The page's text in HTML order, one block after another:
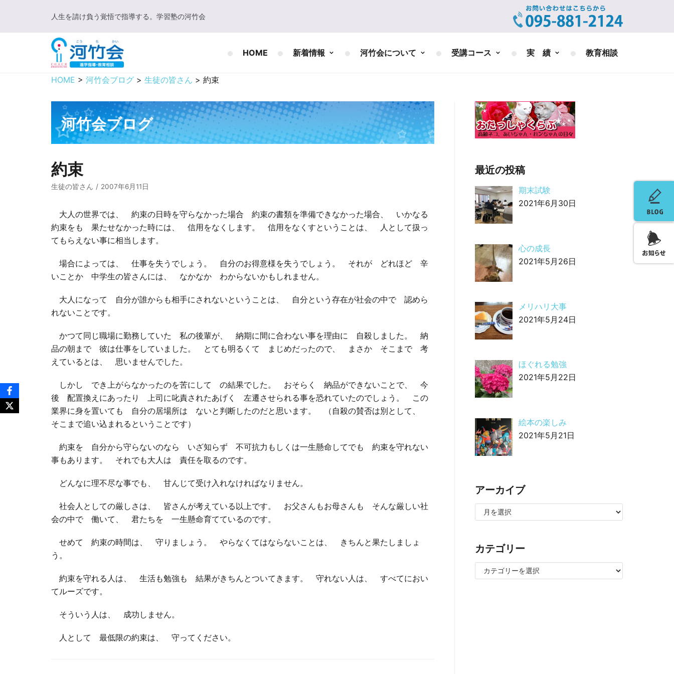
人生を請け負う覚悟で指導する。学習塾の河竹会
HOME 新着情報 河竹会について 受講コース 実 績 教育相談
HOME > 河竹会ブログ > 生徒の皆さん > 約束
河竹会ブログ
約束
生徒の皆さん 2007年6月11日
大人の世界では、 約束の日時を守らなかった場合 約束の書類を準備できなかった場合、 いかなる
約束をも 果たせなかった時には、 信用をなくします。 信用をなくすということは、 人として扱っ
てもらえない事に相当します。
場合によっては、 仕事を失うでしょう。 自分のお得意様を失うでしょう。 それが どれほど 辛
いことか 中学生の皆さんには、 なかなか わからないかもしれません。
大人になって 自分が誰からも相手にされないということは、 自分という存在が社会の中で 認めら
れないことです。
かつて同じ職場に勤務していた 私の後輩が、 納期に間に合わない事を理由に 自殺しました。 納
品の朝まで 彼は仕事をしていました。 とても明るくて まじめだったので、 まさか そこまで 考
えているとは、 思いませんでした。
しかし でき上がらなかったのを苦にして の結果でした。 おそらく 納品ができないことで、 今
後 配置換えにあったり 上司に叱責されたあげく 左遷させられる事を恐れていたのでしょう。 この
業界に身を置いても 自分の居場所は ないと判断したのだと思います。 （自殺の賛否は別として、
そこまで追い込まれるということです）
約束を 自分から守らないのなら いざ知らず 不可抗力もしくは一生懸命してでも 約束を守れない
事もあります。 それでも大人は 責任を取るのです。
どんなに理不尽な事でも、 甘んじて受け入れなければなりません。
社会人としての厳しさは、 皆さんが考えている以上です。 お父さんもお母さんも そんな厳しい社
会の中で 働いて、 君たちを 一生懸命育てているのです。
せめて 約束の時間は、 守りましょう。 やらなくてはならないことは、 きちんと果たしましょ
う。
約束を守れる人は、 生活も勉強も 結果がきちんとついてきます。 守れない人は、 すべてにおい
てルーズです。
そういう人は、 成功しません。
人として 最低限の約束は、 守ってください。
最近の投稿
期末試験
2021年6月30日
心の成長
2021年5月26日
メリハリ大事
2021年5月24日
ほぐれる勉強
2021年5月22日
絵本の楽しみ
2021年5月21日
アーカイブ
カテゴリー